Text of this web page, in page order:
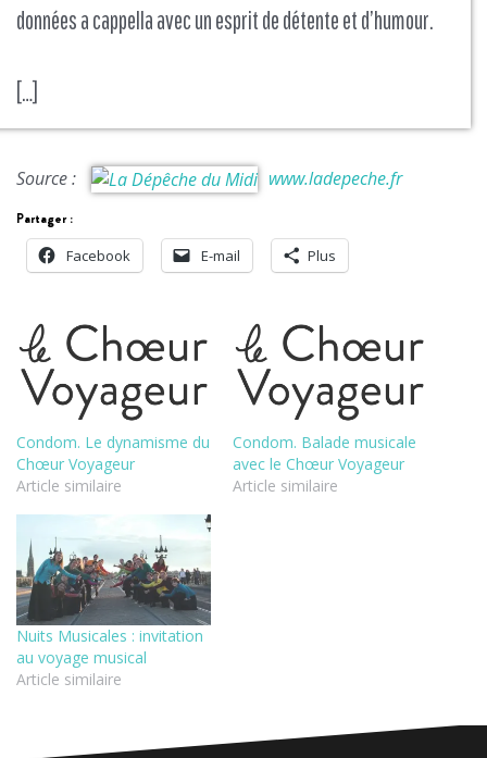
données a cappella avec un esprit de détente et d’humour.
[…]
Source : www.ladepeche.fr
Partager :
Facebook
E-mail Plus
Condom. Le dynamisme du
Chœur Voyageur
Article similaire
Condom. Balade musicale
avec le Chœur Voyageur
Article similaire
Nuits Musicales : invitation
au voyage musical
Article similaire